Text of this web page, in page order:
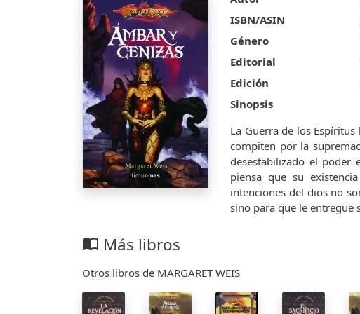
ISBN/ASIN
Género
Editorial
Edición
Sinopsis
La Guerra de los
compiten por la
desestabilizado el
piensa que su
intenciones del dios no
sino para que le entregue
import_contacts Más libros
Otros libros de MARGARET WEIS